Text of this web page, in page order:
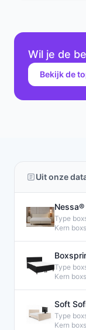
Wil je de
Bekijk de
Uit onze
Crème
Type
Kern
Type
Kern
Soft
Lift
Type
Kern